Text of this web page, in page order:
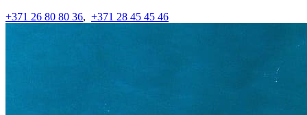
+371 26 80 80 36, +371 28 45 45 46